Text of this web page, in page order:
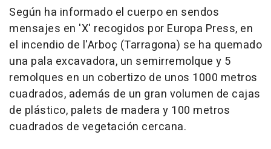
Según ha informado el cuerpo en sendos
mensajes en 'X' recogidos por Europa Press, en
el incendio de l'Arboç (Tarragona) se ha quemado
una pala excavadora, un semirremolque y 5
remolques en un cobertizo de unos 1000 metros
cuadrados, además de un gran volumen de cajas
de plástico, palets de madera y 100 metros
cuadrados de vegetación cercana.